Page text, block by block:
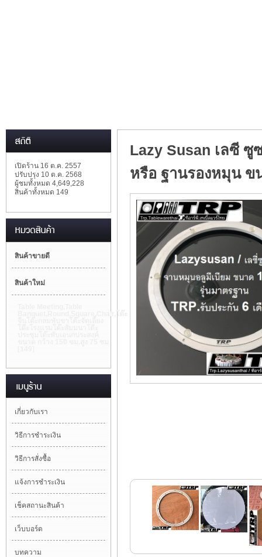
เปิดร้าน 16 ต.ค. 2557
ปรับปรุง 10 ต.ค. 2568
ผู้ชมทั้งหมด 4,649,228
สินค้าทั้งหมด 149
สินค้าขายดี
สินค้าใหม่
Banquet,Round,Square,Chair,โต๊ะ
เกี่ยวกับเรา
วิธีการชำระเงิน
วิธีการสั่งซื้อ
แจ้งการชำระเงิน
เช็คสถานะสินค้า
เว็บบอร์ด
บทความ
Lazy Susan เลซี
หรือ ฐานรองหมุน ข